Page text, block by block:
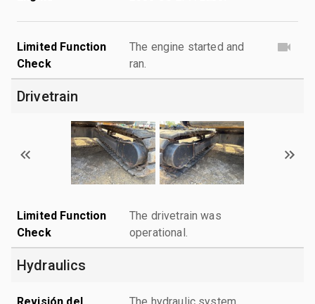
Limited Function
Check
The engine started and
ran.
Drivetrain
Limited Function
Check
The drivetrain was
operational.
Hydraulics